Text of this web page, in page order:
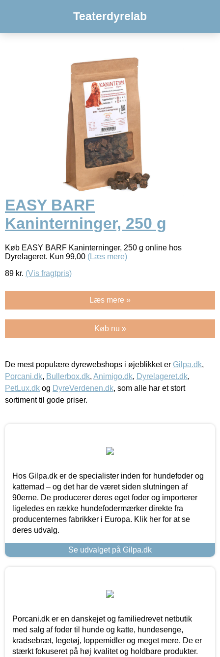
Teaterdyrelab
EASY BARF
Kaninterninger, 250 g
Køb EASY BARF Kaninterninger, 250 g online hos
Dyrelageret. Kun 99,00 (Læs mere)
89 kr. (Vis fragtpris)
Læs mere »
Køb nu »
De mest populære dyrewebshops i øjeblikket er Gilpa.dk,
Porcani.dk, Bullerbox.dk, Animigo.dk, Dyrelageret.dk,
PetLux.dk og DyreVerdenen.dk, som alle har et stort
sortiment til gode priser.
Hos Gilpa.dk er de specialister inden for hundefoder og
kattemad – og det har de været siden slutningen af
90erne. De producerer deres eget foder og importerer
ligeledes en række hundefodermærker direkte fra
producenternes fabrikker i Europa. Klik her for at se
deres udvalg.
Se udvalget på Gilpa.dk
Porcani.dk er en danskejet og familiedrevet netbutik
med salg af foder til hunde og katte, hundesenge,
kradsebræt, legetøj, loppemidler og meget mere. De er
stærkt fokuseret på høj kvalitet og holdbare produkter.